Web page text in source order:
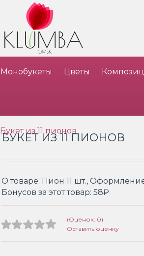
Монобукеты Цветы
Букет из 11 пионов
БУКЕТ ИЗ 11 ПИОНОВ
О товаре: Пион 11 шт.,
Бонусов за этот товар: 58₽
(Оценок: 0)
Оставить оценку